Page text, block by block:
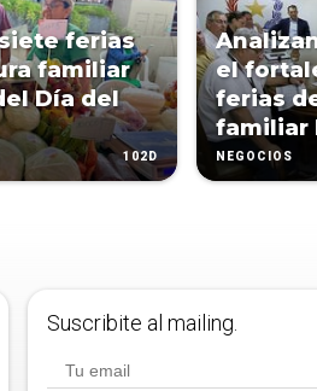
ferias
familiar
Día del
102D
el
ferias
familiar
NEGOCIOS
Suscribite al mailing.